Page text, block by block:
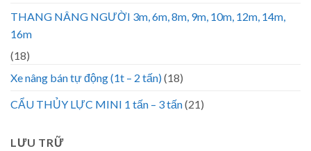
THANG NÂNG NGƯỜI 3m, 6m, 8m, 9m, 10m, 12m, 14m,
16m
(18)
Xe nâng bán tự động (1t – 2 tấn)(18)
CẨU THỦY LỰC MINI 1 tấn – 3 tấn(21)
LƯU TRỮ